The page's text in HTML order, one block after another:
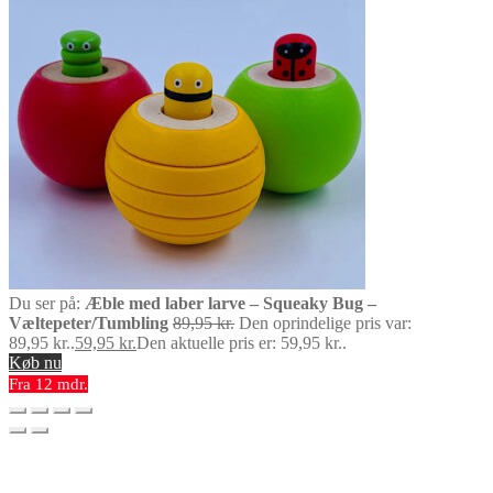
Du ser på: Æble med laber larve – Squeaky Bug –
Væltepeter/Tumbling 89,95kr. Den oprindelige pris var:
89,95 kr..59,95 kr.Den aktuelle pris er: 59,95 kr..
Køb nu
Fra 12 mdr.